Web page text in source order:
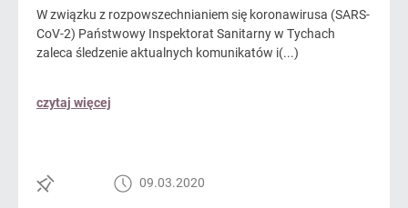
W związku z rozpowszechnianiem się koronawirusa (SARS-
CoV-2) Państwowy Inspektorat Sanitarny w Tychach
zaleca śledzenie aktualnych komunikatów i(...)
czytaj więcej
09.03.2020